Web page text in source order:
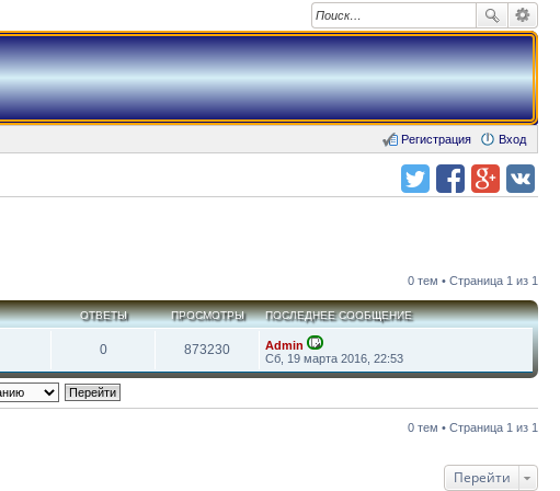
Вход
Регистрация
0 тем • Страница 1 из 1
ОТВЕТЫ ПРОСМОТРЫ ПОСЛЕДНЕЕ СООБЩЕНИЕ
0 873230 Admin
П
е
р
й
Сб, 19 марта 2016, 22:53
0 тем • Страница 1 из 1
Перейти